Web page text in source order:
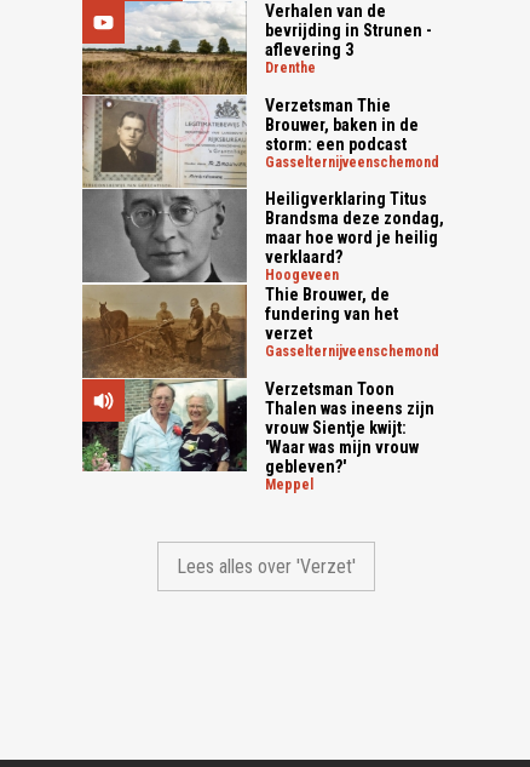
Verhalen van de
bevrijding in Strunen -
aflevering 3
drenthe
Verzetsman Thie
Brouwer, baken in de
storm: een podcast
gasselternijveenschemond
Heiligverklaring Titus
Brandsma deze zondag,
maar hoe word je heilig
verklaard?
hoogeveen
Thie Brouwer, de
fundering van het
verzet
gasselternijveenschemond
Verzetsman Toon
Thalen was ineens zijn
vrouw Sientje kwijt:
'Waar was mijn vrouw
gebleven?'
meppel
Lees alles over 'Verzet'